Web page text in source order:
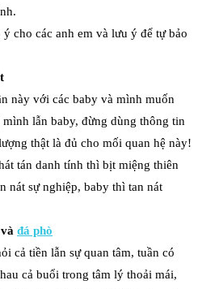
cho các anh em và lưu ý để tự bảo
này với các baby và mình muốn
lẫn baby, đừng dùng thông tin
thật là đủ cho mối quan hệ này!
tán danh tính thì bịt miệng thiên
nát sự nghiệp, baby thì tan nát
đá phò
cả tiền lẫn sự quan tâm, tuần có
cả buổi trong tâm lý thoải mái,